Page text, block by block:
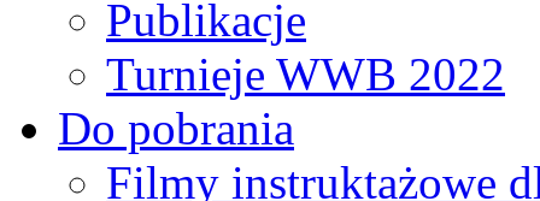
Publikacje
Turnieje WWB 2022
Do pobrania
Filmy instruktażowe